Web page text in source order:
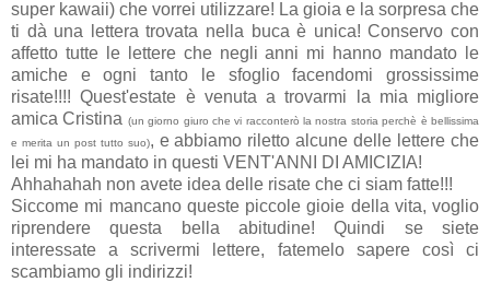
super kawaii) che vorrei utilizzare! La gioia e la sorpresa che
ti dà una lettera trovata nella buca è unica! Conservo con
affetto tutte le lettere che negli anni mi hanno mandato le
amiche e ogni tanto le sfoglio facendomi grossissime
risate!!!! Quest'estate è venuta a trovarmi la mia migliore
amica Cristina (un giorno giuro che vi racconterò la nostra storia perchè è bellissima
e merita un post tutto suo), e abbiamo riletto alcune delle lettere che
lei mi ha mandato in questi VENT'ANNI DI AMICIZIA!
Ahhahahah non avete idea delle risate che ci siam fatte!!!
Siccome mi mancano queste piccole gioie della vita, voglio
riprendere questa bella abitudine! Quindi se siete
interessate a scrivermi lettere, fatemelo sapere così ci
scambiamo gli indirizzi!